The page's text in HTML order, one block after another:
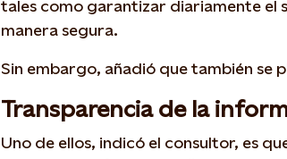
tales como garantizar diariamente el
manera segura.
Sin embargo, añadió que también se
Transparencia de la
Uno de ellos, indicó el consultor, es